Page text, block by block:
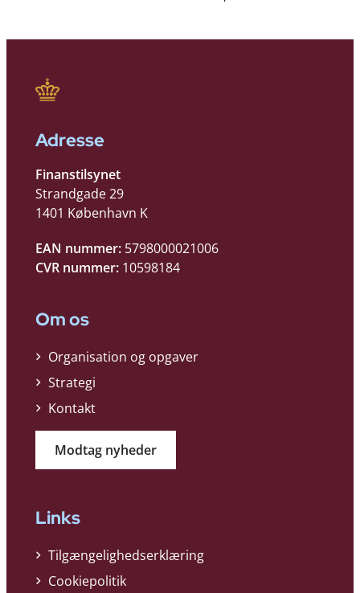
Adresse
Finanstilsynet
Strandgade 29
1401 København K
EAN nummer: 5798000021006
CVR nummer: 10598184
Om os
Organisation og opgaver
Strategi
Kontakt
Modtag nyheder
Links
Tilgængelighedserklæring
Cookiepolitik